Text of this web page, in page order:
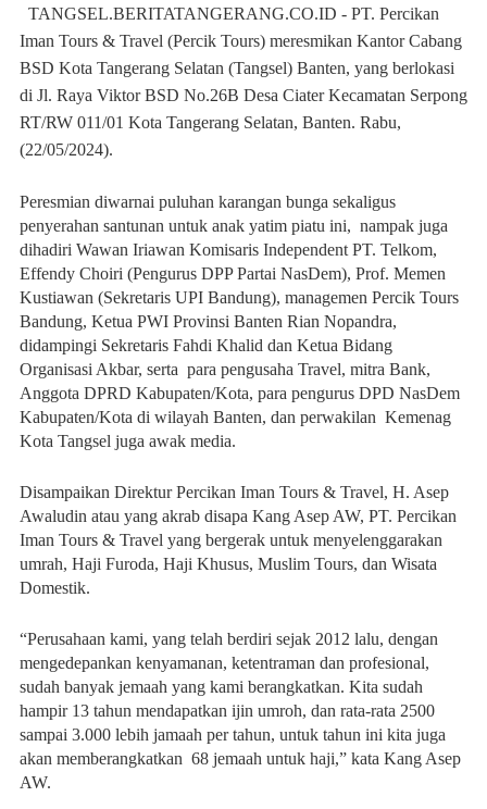
TANGSEL.BERITATANGERANG.CO.ID - PT. Percikan
Iman Tours & Travel (Percik Tours) meresmikan Kantor Cabang
BSD Kota Tangerang Selatan (Tangsel) Banten, yang berlokasi
di Jl. Raya Viktor BSD No.26B Desa Ciater Kecamatan Serpong
RT/RW 011/01 Kota Tangerang Selatan, Banten. Rabu,
(22/05/2024).
Peresmian diwarnai puluhan karangan bunga sekaligus
penyerahan santunan untuk anak yatim piatu ini, nampak juga
dihadiri Wawan Iriawan Komisaris Independent PT. Telkom,
Effendy Choiri (Pengurus DPP Partai NasDem), Prof. Memen
Kustiawan (Sekretaris UPI Bandung), managemen Percik Tours
Bandung, Ketua PWI Provinsi Banten Rian Nopandra,
didampingi Sekretaris Fahdi Khalid dan Ketua Bidang
Organisasi Akbar, serta para pengusaha Travel, mitra Bank,
Anggota DPRD Kabupaten/Kota, para pengurus DPD NasDem
Kabupaten/Kota di wilayah Banten, dan perwakilan Kemenag
Kota Tangsel juga awak media.
Disampaikan Direktur Percikan Iman Tours & Travel, H. Asep
Awaludin atau yang akrab disapa Kang Asep AW, PT. Percikan
Iman Tours & Travel yang bergerak untuk menyelenggarakan
umrah, Haji Furoda, Haji Khusus, Muslim Tours, dan Wisata
Domestik.
“Perusahaan kami, yang telah berdiri sejak 2012 lalu, dengan
mengedepankan kenyamanan, ketentraman dan profesional,
sudah banyak jemaah yang kami berangkatkan. Kita sudah
hampir 13 tahun mendapatkan ijin umroh, dan rata-rata 2500
sampai 3.000 lebih jamaah per tahun, untuk tahun ini kita juga
akan memberangkatkan 68 jemaah untuk haji,” kata Kang Asep
AW.